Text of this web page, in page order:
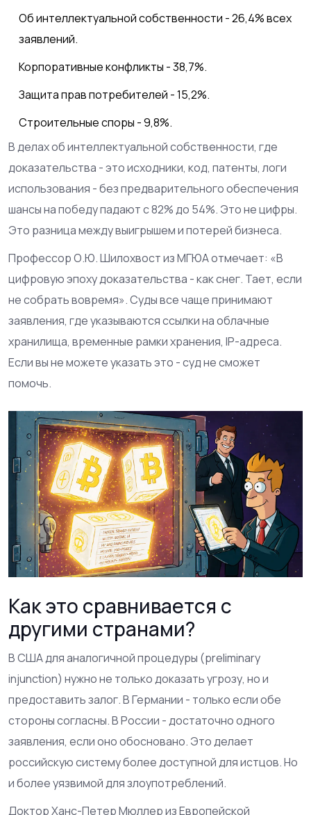
Об интеллектуальной собственности - 26,4% всех
заявлений.
Корпоративные конфликты - 38,7%.
Защита прав потребителей - 15,2%.
Строительные споры - 9,8%.
В делах об интеллектуальной собственности, где
доказательства - это исходники, код, патенты, логи
использования - без предварительного обеспечения
шансы на победу падают с 82% до 54%. Это не цифры.
Это разница между выигрышем и потерей бизнеса.
Профессор О.Ю. Шилохвост из МГЮА отмечает: «В
цифровую эпоху доказательства - как снег. Тает, если
не собрать вовремя». Суды все чаще принимают
заявления, где указываются ссылки на облачные
хранилища, временные рамки хранения, IP-адреса.
Если вы не можете указать это - суд не сможет
помочь.
Как это сравнивается с
другими странами?
В США для аналогичной процедуры (preliminary
injunction) нужно не только доказать угрозу, но и
предоставить залог. В Германии - только если обе
стороны согласны. В России - достаточно одного
заявления, если оно обосновано. Это делает
российскую систему более доступной для истцов. Но
и более уязвимой для злоупотреблений.
Доктор Ханс-Петер Мюллер из Европейской